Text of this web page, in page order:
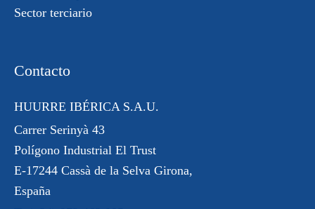
Sector terciario
Contacto
HUURRE IBÉRICA S.A.U.
Carrer Serinyà 43
Polígono Industrial El Trust
E-17244 Cassà de la Selva Girona,
España